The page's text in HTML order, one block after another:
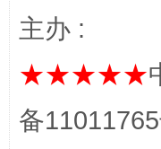
“刷贴”乱
主办 :
★★★★★
备